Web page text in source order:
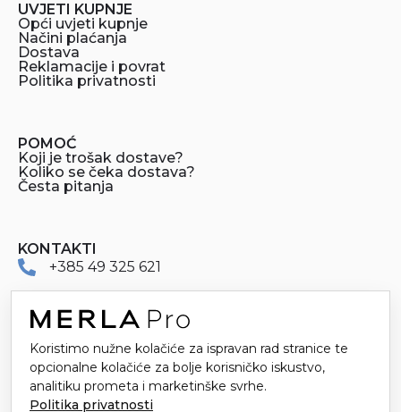
UVJETI KUPNJE
Opći uvjeti kupnje
Načini plaćanja
Dostava
Reklamacije i povrat
Politika privatnosti
POMOĆ
Koji je trošak dostave?
Koliko se čeka dostava?
Česta pitanja
KONTAKTI
+385 49 325 621
merlapro@merla.hr
Dr. Stanka Pinjuha 16
49214 Veliko Trgovišće
Koristimo nužne kolačiće za ispravan rad stranice te
opcionalne kolačiće za bolje korisničko iskustvo,
analitiku prometa i marketinške svrhe.
Politika privatnosti